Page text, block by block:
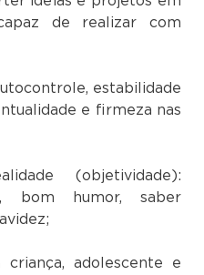
de realizar com
estabilidade
e firmeza nas
(objetividade):
bom humor, saber
adolescente e